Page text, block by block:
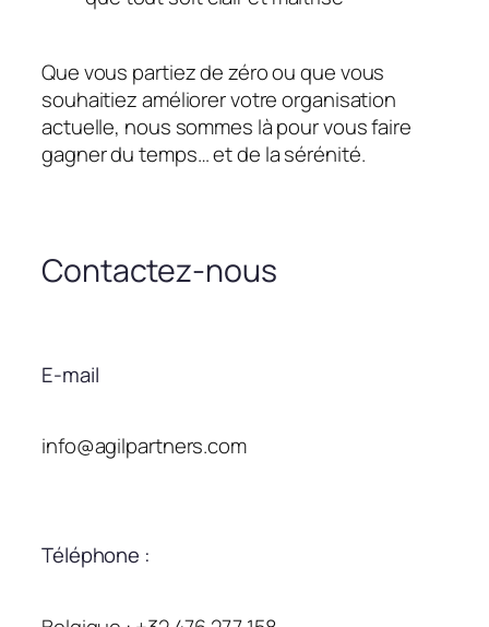
Que vous partiez de zéro ou que vous
souhaitiez améliorer votre organisation
actuelle, nous sommes là pour vous faire
gagner du temps… et de la sérénité.
Contactez-nous
E-mail
info@agilpartners.com
Téléphone :